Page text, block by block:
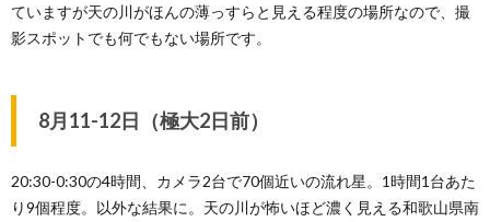
ていますが天の川がほんの薄っすらと見える程度の場所なので、撮
影スポットでも何でもない場所です。
8月11-12日（極大2日前）
20:30-0:30の4時間、カメラ2台で70個近いの流れ星。1時間1台あた
り9個程度。以外な結果に。天の川が怖いほど濃く見える和歌山県南